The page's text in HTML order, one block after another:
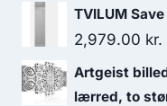
TVILUM
2,979.00 kr.
Artgeist
lærred, to